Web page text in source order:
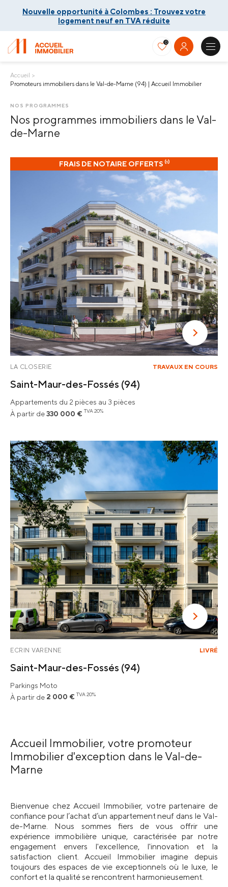
Nouvelle opportunité à Colombes : Trouvez votre
logement neuf en TVA réduite
Nouvelle opportunité à Colombes : Trouvez votre
logement neuf en TVA réduite
0
Accueil
Promoteurs immobiliers dans le Val-de-Marne (94) | Accueil Immobilier
Nos programmes immobiliers dans le Val-
de-Marne
FRAIS DE NOTAIRE OFFERTS ⁽¹⁾
TRAVAUX EN COURS
LA CLOSERIE
Saint-Maur-des-Fossés (94)
Appartements du 2 pièces au 3 pièces
À partir de330 000 € TVA 20%
LIVRÉ
ECRIN VARENNE
Saint-Maur-des-Fossés (94)
Parkings Moto
À partir de 2 000 € TVA 20%
Accueil Immobilier, votre promoteur
Immobilier d'exception dans le Val-de-
Marne
Bienvenue chez Accueil Immobilier, votre partenaire de
confiance pour l’achat d’un appartement neuf dans le Val-
de-Marne. Nous sommes fiers de vous offrir une
expérience immobilière unique, caractérisée par notre
engagement envers l'excellence, l'innovation et la
satisfaction client. Accueil Immobilier imagine depuis
toujours des espaces de vie exceptionnels où le luxe, le
confort et la qualité se rencontrent harmonieusement.